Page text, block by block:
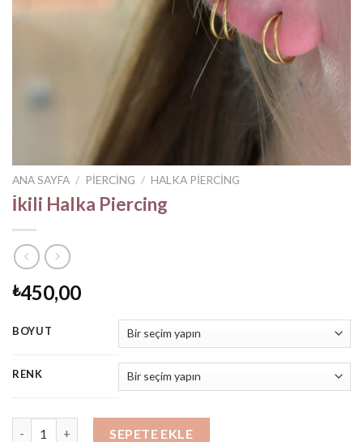
ANA SAYFA / PIERCING / HALKA PIERCING
İkili Halka Piercing
₺450,00
BOYUT
RENK
SEPETE EKLE